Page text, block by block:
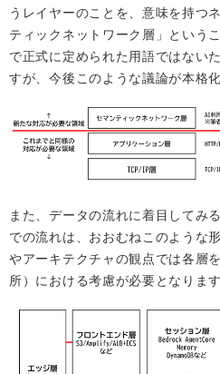
うレイヤーのことを、意味を持つ
ティックネットワーク層」という
で正式に定められた用語ではない
すが、今後このような議論が本格
また、データの流れに着目してみ
での流れは、おおむねこのような
やアーキテクチャの観点では各層
所）における考慮が必要となります